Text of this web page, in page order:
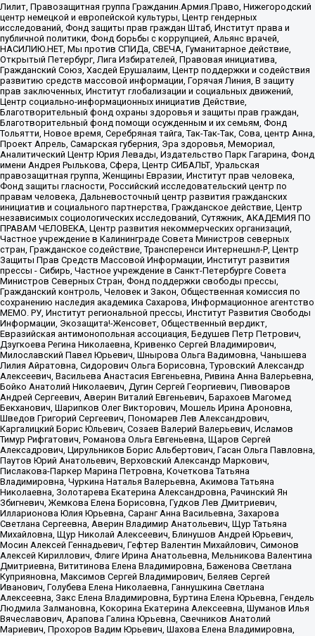
Лилит, Правозащитная группа Гражданин.Армия.Право, Нижегородский
центр немецкой и европейской культуры, Центр гендерных
исследований, Фонд защиты прав граждан Штаб, Институт права и
публичной политики, Фонд борьбы с коррупцией, Альянс врачей,
НАСИЛИЮ.НЕТ, Мы против СПИДа, СВЕЧА, Гуманитарное действие,
Открытый Петербург, Лига Избирателей, Правовая инициатива,
Гражданский Союз, Хасдей Ерушалаим, Центр поддержки и содействия
развитию средств массовой информации, Горячая Линия, В защиту
прав заключенных, Институт глобализации и социальных движений,
Центр социально-информационных инициатив Действие,
Благотворительный фонд охраны здоровья и защиты прав граждан,
Благотворительный фонд помощи осужденным и их семьям, Фонд
Тольятти, Новое время, Серебряная тайга, Так-Так-Так, Сова, центр Анна,
Проект Апрель, Самарская губерния, Эра здоровья, Мемориал,
Аналитический Центр Юрия Левады, Издательство Парк Гагарина, Фонд
имени Андрея Рылькова, Сфера, Центр СИБАЛЬТ, Уральская
правозащитная группа, Женщины Евразии, Институт прав человека,
Фонд защиты гласности, Российский исследовательский центр по
правам человека, Дальневосточный центр развития гражданских
инициатив и социального партнерства, Гражданское действие, Центр
независимых социологических исследований, Сутяжник, АКАДЕМИЯ ПО
ПРАВАМ ЧЕЛОВЕКА, Центр развития некоммерческих организаций,
Частное учреждение в Калининграде Совета Министров северных
стран, Гражданское содействие, Трансперенси Интернешнл-Р, Центр
Защиты Прав Средств Массовой Информации, Институт развития
прессы - Сибирь, Частное учреждение в Санкт-Петербурге Совета
Министров Северных Стран, Фонд поддержки свободы прессы,
Гражданский контроль, Человек и Закон, Общественная комиссия по
сохранению наследия академика Сахарова, Информационное агентство
МЕМО. РУ, Институт региональной прессы, Институт Развития Свободы
Информации, Экозащита!-Женсовет, Общественный вердикт,
Евразийская антимонопольная ассоциация, Бедушев Петр Петрович,
Дзугкоева Регина Николаевна, Кривенко Сергей Владимирович,
Милославский Павел Юрьевич, Шнырова Ольга Вадимовна, Чанышева
Лилия Айратовна, Сидорович Ольга Борисовна, Туровский Александр
Алексеевич, Васильева Анастасия Евгеньевна, Ривина Анна Валерьевна,
Бойко Анатолий Николаевич, Дугин Сергей Георгиевич, Пивоваров
Андрей Сергеевич, Аверин Виталий Евгеньевич, Барахоев Магомед
Бекханович, Шарипков Олег Викторович, Мошель Ирина Ароновна,
Шведов Григорий Сергеевич, Пономарев Лев Александрович,
Каргалицкий Борис Юльевич, Созаев Валерий Валерьевич, Исламов
Тимур Рифгатович, Романова Ольга Евгеньевна, Щаров Сергей
Алексадрович, Цирульников Борис Альбертович, Гасан Ольга Павловна,
Паутов Юрий Анатольевич, Верховский Александр Маркович,
Пислакова-Паркер Марина Петровна, Кочеткова Татьяна
Владимировна, Чуркина Наталья Валерьевна, Акимова Татьяна
Николаевна, Золотарева Екатерина Александровна, Рачинский Ян
Збигневич, Жемкова Елена Борисовна, Гудков Лев Дмитриевич,
Илларионова Юлия Юрьевна, Саранг Анна Васильевна, Захарова
Светлана Сергеевна, Аверин Владимир Анатольевич, Щур Татьяна
Михайловна, Щур Николай Алексеевич, Блинушов Андрей Юрьевич,
Мосин Алексей Геннадьевич, Гефтер Валентин Михайлович, Симонов
Алексей Кириллович, Флиге Ирина Анатольевна, Мельникова Валентина
Дмитриевна, Вититинова Елена Владимировна, Баженова Светлана
Куприяновна, Максимов Сергей Владимирович, Беляев Сергей
Иванович, Голубева Елена Николаевна, Ганнушкина Светлана
Алексеевна, Закс Елена Владимировна, Буртина Елена Юрьевна, Гендель
Людмила Залмановна, Кокорина Екатерина Алексеевна, Шуманов Илья
Вячеславович, Арапова Галина Юрьевна, Свечников Анатолий
Мариевич, Прохоров Вадим Юрьевич, Шахова Елена Владимировна,